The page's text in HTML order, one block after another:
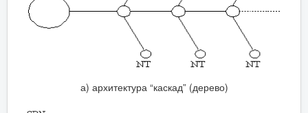
а) архитектура “каскад” (дерево)